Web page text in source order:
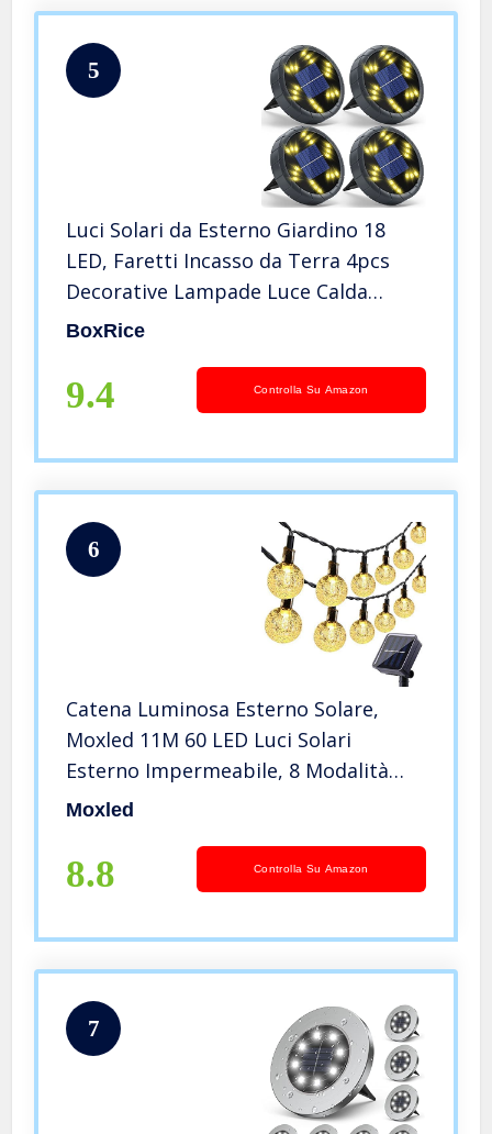
5
Luci Solari da Esterno Giardino 18
LED, Faretti Incasso da Terra 4pcs
Decorative Lampade Luce Calda
Potenti Energia Solare Wireless LED
Scala Paesaggio Strade Aiuola
BoxRice
9.4 Controlla Su Amazon
6
Catena Luminosa Esterno Solare,
Moxled 11M 60 LED Luci Solari
Esterno Impermeabile, 8 Modalità
Cristallo Globo Lucine Decorative ad
Cortile, Festa (Bianco Caldo)
Moxled
8.8 Controlla Su Amazon
7